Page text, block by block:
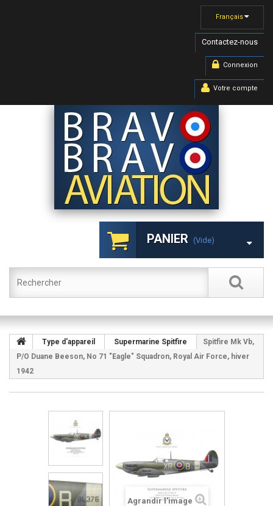
Français
Contactez-nous
Connexion
Votre compte
PANIER (vide)
Type d'appareil Supermarine Spitfire
Spitfire Mk Vb,
P/O Duane Beeson, No 71 "Eagle" Squadron, Royal Air Force, hiver
1942
Agrandir l'image